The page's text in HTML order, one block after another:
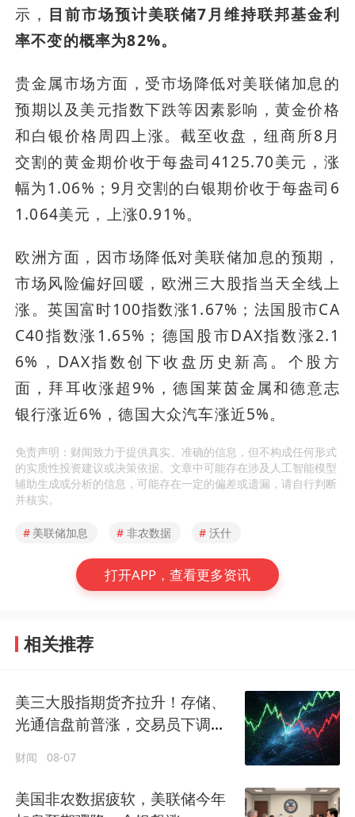
示， 目前市场预计美联储7月维持联邦基金利
率不变的概率为82%。
贵金属市场方面，受市场降低对美联储加息的
预期以及美元指数下跌等因素影响，黄金价格
和白银价格周四上涨。截至收盘，纽商所8月
交割的黄金期价收于每盎司4125.70美元，涨
幅为1.06%；9月交割的白银期价收于每盎司6
1.064美元，上涨0.91%。
欧洲方面，因市场降低对美联储加息的预期，
市场风险偏好回暖，欧洲三大股指当天全线上
涨。英国富时100指数涨1.67%；法国股市CA
C40指数涨1.65%；德国股市DAX指数涨2.1
6%，DAX指数创下收盘历史新高。个股方
面，拜耳收涨超9%，德国莱茵金属和德意志
银行涨近6%，德国大众汽车涨近5%。
免责声明：财闻致力于提供真实、准确的信息，但不构成任何形式
的实质性投资建议或决策依据。文章中可能存在涉及人工智能模型
辅助生成或分析的信息，可能存在一定的偏差或遗漏，请自行判断
并核实。
# 美联储加息 # 非农数据 # 沃什
打开APP，查看更多资讯
相关推荐
美三大股指期货齐拉升！存储、
光通信盘前普涨，交易员下调美
财闻 08-07
美国非农数据疲软，美联储今年